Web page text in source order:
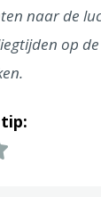
naar de
op de